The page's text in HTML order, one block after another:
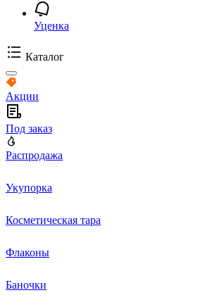
Уценка
Каталог
Акции
Под заказ
Распродажа
Укупорка
Косметическая тара
Флаконы
Баночки